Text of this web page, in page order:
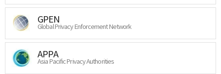
GPEN
Global Privacy Enforcement Network
APPA
Asia Pacific Privacy Authorities